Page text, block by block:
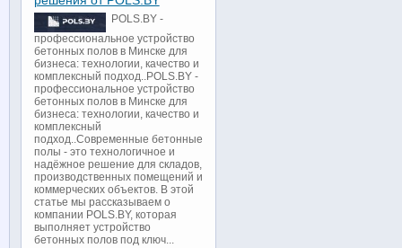
POLS.BY -
профессиональное устройство
бетонных полов в Минске для
бизнеса: технологии, качество и
комплексный подход..POLS.BY -
профессиональное устройство
бетонных полов в Минске для
бизнеса: технологии, качество и
комплексный
подход..Современные бетонные
полы - это технологичное и
надёжное решение для складов,
производственных помещений и
коммерческих объектов. В этой
статье мы рассказываем о
компании POLS.BY, которая
выполняет устройство
бетонных полов под ключ...